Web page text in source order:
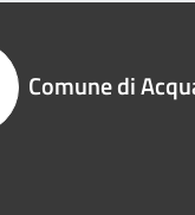
Comune di